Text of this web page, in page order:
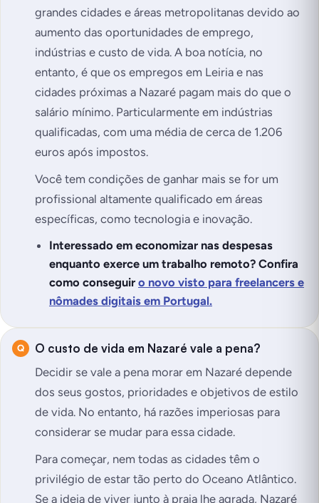
grandes cidades e áreas metropolitanas devido ao
aumento das oportunidades de emprego,
indústrias e custo de vida. A boa notícia, no
entanto, é que os empregos em Leiria e nas
cidades próximas a Nazaré pagam mais do que o
salário mínimo. Particularmente em indústrias
qualificadas, com uma média de cerca de 1.206
euros após impostos.
Você tem condições de ganhar mais se for um
profissional altamente qualificado em áreas
específicas, como tecnologia e inovação.
Interessado em economizar nas despesas
enquanto exerce um trabalho remoto? Confira
como conseguir o novo visto para freelancers e
nômades digitais em Portugal.
O custo de vida em Nazaré vale a pena?
Decidir se vale a pena morar em Nazaré depende
dos seus gostos, prioridades e objetivos de estilo
de vida. No entanto, há razões imperiosas para
considerar se mudar para essa cidade.
Para começar, nem todas as cidades têm o
privilégio de estar tão perto do Oceano Atlântico.
Se a ideia de viver junto à praia lhe agrada, Nazaré